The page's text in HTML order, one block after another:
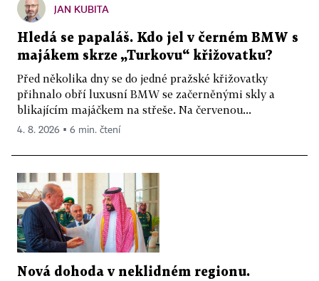
JAN KUBITA
Hledá se papaláš. Kdo jel v černém BMW s
majákem skrze „Turkovu“ křižovatku?
Před několika dny se do jedné pražské křižovatky
přihnalo obří luxusní BMW se začerněnými skly a
blikajícím majáčkem na střeše. Na červenou...
4. 8. 2026 ▪ 6 min. čtení
Nová dohoda v neklidném regionu.